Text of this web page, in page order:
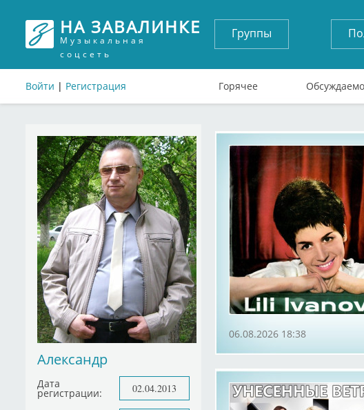
НА ЗАВАЛИНКЕ
Музыкальная
соцсеть
Войти | Регистрация
Группы
Горячее
Александр
Дата
регистрации: 02.04.2013
06.08.2026 18:38